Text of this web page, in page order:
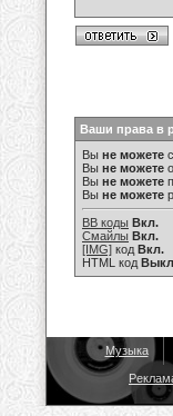
Ваши права в
Вы не можете
Вы не можете
Вы не можете
Вы не можете
BB коды Вкл.
Смайлы Вкл.
[IMG] код Вкл.
HTML код
Музыка